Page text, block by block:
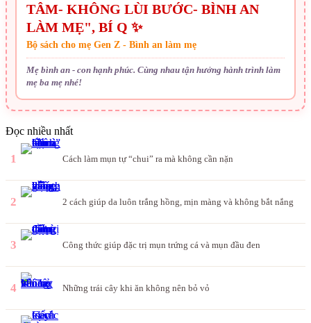
TÂM- KHÔNG LÙI BƯỚC- BÌNH AN
LÀM MẸ", BÍ Q ✨
Bộ sách cho mẹ Gen Z - Bình an làm mẹ
Mẹ bình an - con hạnh phúc. Cùng nhau tận hưởng hành trình làm
mẹ ba mẹ nhé!
Đọc nhiều nhất
1 Cách làm mụn tự “chui” ra mà không cần nặn
2 2 cách giúp da luôn trắng hồng, mịn màng và không bắt nắng
3 Công thức giúp đặc trị mụn trứng cá và mụn đầu đen
4 Những trái cây khi ăn không nên bỏ vỏ